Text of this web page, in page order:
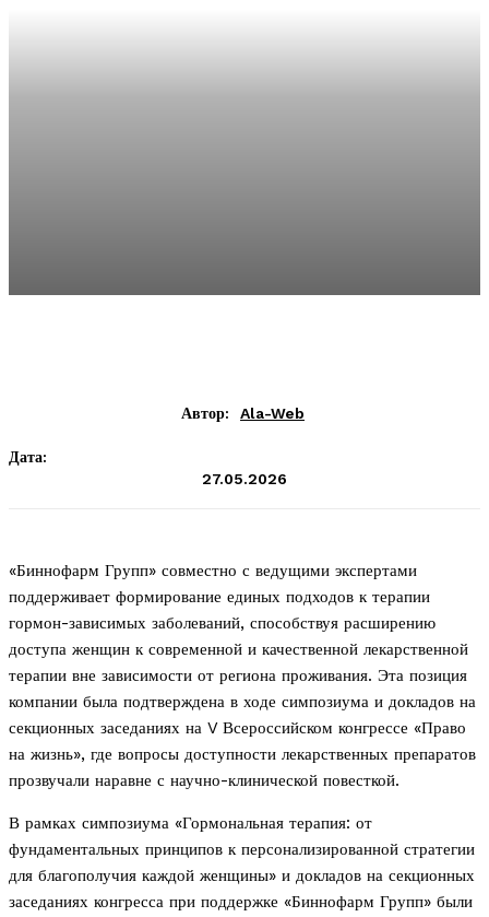
Автор: Ala-Web
Дата:
27.05.2026
«Биннофарм Групп» совместно с ведущими экспертами
поддерживает формирование единых подходов к терапии
гормон-зависимых заболеваний, способствуя расширению
доступа женщин к современной и качественной лекарственной
терапии вне зависимости от региона проживания. Эта позиция
компании была подтверждена в ходе симпозиума и докладов на
секционных заседаниях на V Всероссийском конгрессе «Право
на жизнь», где вопросы доступности лекарственных препаратов
прозвучали наравне с научно-клинической повесткой.
В рамках симпозиума «Гормональная терапия: от
фундаментальных принципов к персонализированной стратегии
для благополучия каждой женщины» и докладов на секционных
заседаниях конгресса при поддержке «Биннофарм Групп» были